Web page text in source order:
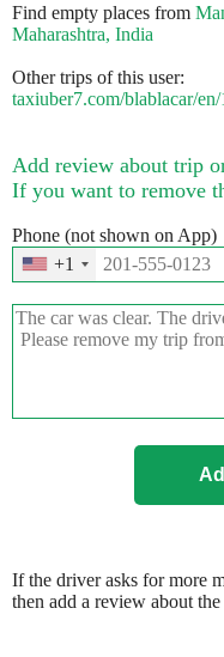
Find empty places from
Maharashtra, India
Other trips of this user:
taxiuber7.com/blablacar/
Add review about trip
If you want to remove
Phone (not shown on App)
+1
If the driver asks for more
then add a review about